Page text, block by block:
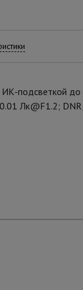
подсветкой
Лк@F1.2;